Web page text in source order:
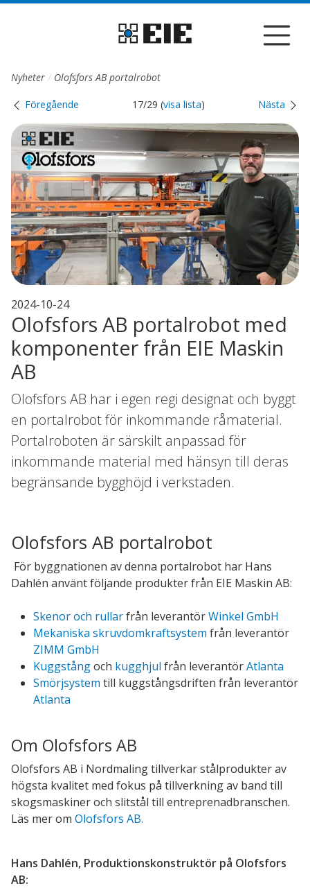
Till sidans huvudinnehåll
Nyheter Olofsfors AB portalrobot
Föregående 17/29 (visa lista) Nästa
2024-10-24
Olofsfors AB portalrobot med
komponenter från EIE Maskin
AB
Olofsfors AB har i egen regi designat och byggt
en portalrobot för inkommande råmaterial.
Portalroboten är särskilt anpassad för
inkommande material med hänsyn till deras
begränsande bygghöjd i verkstaden.
Olofsfors AB portalrobot
För byggnationen av denna portalrobot har Hans
Dahlén använt följande produkter från EIE Maskin AB:
Skenor och rullarfrån leverantörWinkel GmbH
Mekaniska skruvdomkraftsystem från leverantör
ZIMM GmbH
Kuggstångoch kugghjul från leverantörAtlanta
Smörjsystem till kuggstångsdriften från leverantör
Atlanta
Om Olofsfors AB
Olofsfors AB i Nordmaling tillverkar stålprodukter av
högsta kvalitet med fokus på tillverkning av band till
skogsmaskiner och slitstål till entreprenadbranschen.
Läs mer om Olofsfors AB.
Hans Dahlén, Produktionskonstruktör på Olofsfors
AB: